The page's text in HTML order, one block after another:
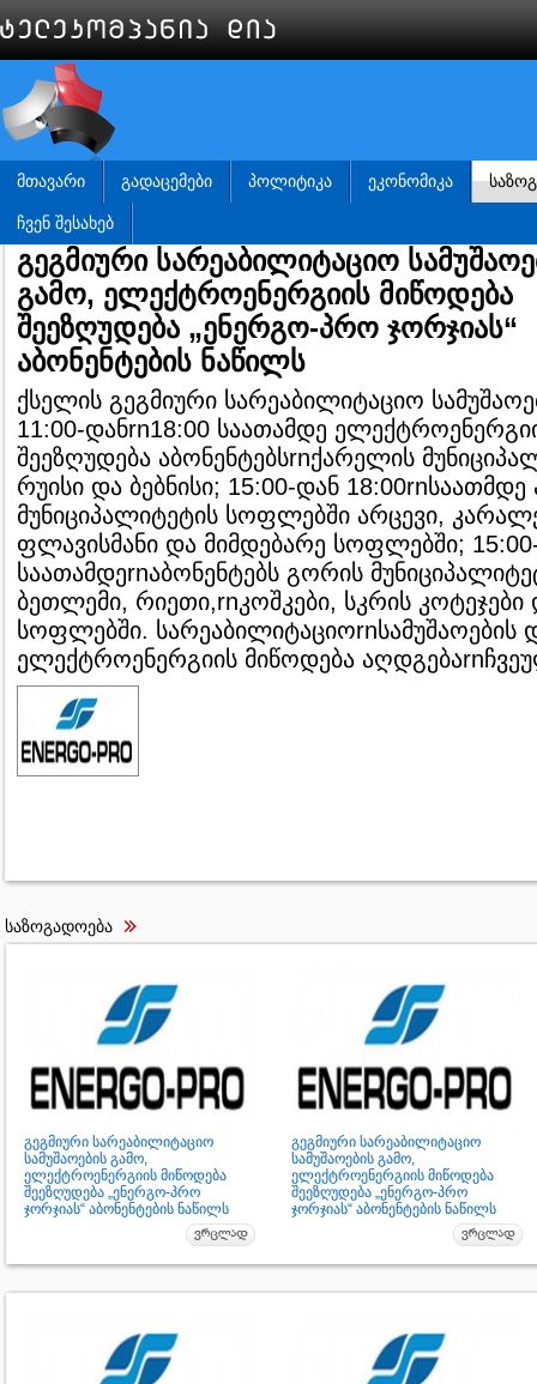
ᲛᲗᲐᲕᲐᲠᲘ ᲒᲐᲓᲐᲪᲔᲛᲔᲑᲘ ᲞᲝᲚᲘᲢᲘᲙᲐ ᲔᲙᲝᲜᲝᲛᲘᲙᲐ
ᲩᲕᲔᲜ ᲨᲔᲡᲐᲮᲔᲑ
გეგმიური სარეაბილიტაციო
გამო, ელექტროენერგიის მიწოდება
შეეზღუდება „ენერგო-პრო ჯორჯიას“
აბონენტების ნაწილს
ქსელის გეგმიური სარეაბილიტაციო
11:00-დანrn18:00 საათამდე
შეეზღუდება აბონენტებსrnქარელის
რუისი და ბებნისი; 15:00-დან
მუნიციპალიტეტის სოფლებში არცევი,
ფლავისმანი და მიმდებარე სოფლებში;
საათამდეrnაბონენტებს გორის
ბეთლემი, რიეთი,rnკოშკები, სკრის კოტეჯები
სოფლებში. სარეაბილიტაციოrnსამუშაოების
ელექტროენერგიის მიწოდება
საზოგადოება
გეგმიური სარეაბილიტაციო
სამუშაოების გამო,
ელექტროენერგიის მიწოდება
შეეზღუდება „ენერგო-პრო
ჯორჯიას“ აბონენტების ნაწილს
გეგმიური სარეაბილიტაციო
სამუშაოების გამო,
ელექტროენერგიის მიწოდება
შეეზღუდება „ენერგო-პრო
ჯორჯიას“ აბონენტების ნაწილს